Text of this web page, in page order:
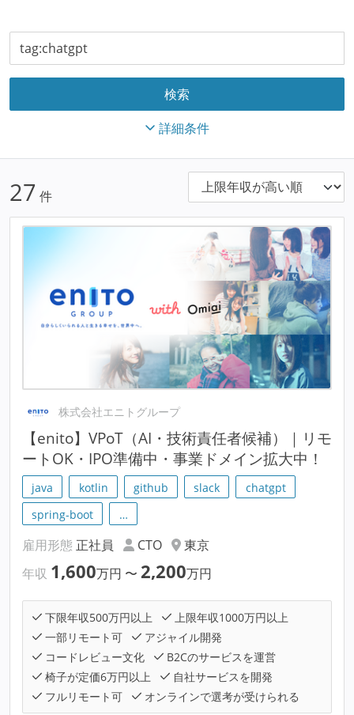
詳細条件
27 件
株式会社エニトグループ
【enito】VPoT（AI・技術責任者候補）｜リモ
ートOK・IPO準備中・事業ドメイン拡大中！
java kotlin github slack
chatgpt
spring-boot
…
雇用形態 正社員 CTO
東京
年収 1,600万円 〜 2,200万円
下限年収500万円以上
上限年収1000万円以上
一部リモート可
アジャイル開発
コードレビュー文化
B2Cのサービスを運営
椅子が定価6万円以上
自社サービスを開発
フルリモート可
オンラインで選考が受けられる